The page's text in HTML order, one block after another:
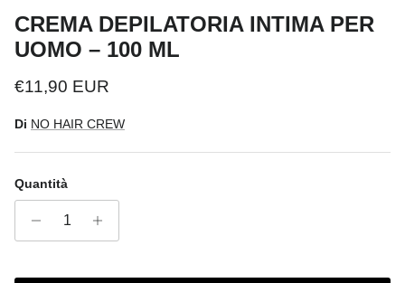
CREMA DEPILATORIA INTIMA PER
UOMO – 100 ML
Prezzo normale
€11,90 EUR
Di NO HAIR CREW
Quantità